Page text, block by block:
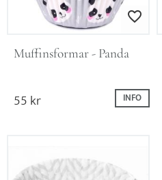
Lägg till i
Muffinsformar - Panda
55kr INFO